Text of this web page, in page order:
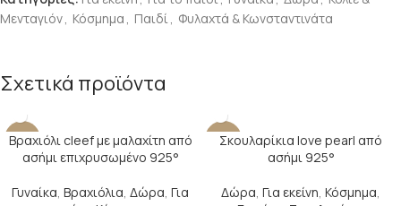
Μενταγιόν, Κόσμημα , Παιδί, Φυλαχτά & Κωνσταντινάτα
Σχετικά προϊόντα
-17%
Βραχιόλι cleef με μαλαχίτη από
ασήμι επιχρυσωμένο 925°
Γυναίκα, Βραχιόλια, Δώρα, Για
-29%
Σκουλαρίκια love pearl από
ασήμι 925°
Δώρα, Για εκείνη, Κόσμημα,